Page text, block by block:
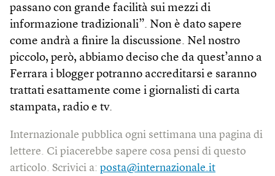
passano con grande facilità sui mezzi di
informazione tradizionali”. Non è dato sapere
come andrà a finire la discussione. Nel nostro
piccolo, però, abbiamo deciso che da quest’anno a
Ferrara i blogger potranno accreditarsi e saranno
trattati esattamente come i giornalisti di carta
stampata, radio e tv.
Internazionale pubblica ogni settimana una pagina di
lettere. Ci piacerebbe sapere cosa pensi di questo
articolo. Scrivici a: posta@internazionale.it